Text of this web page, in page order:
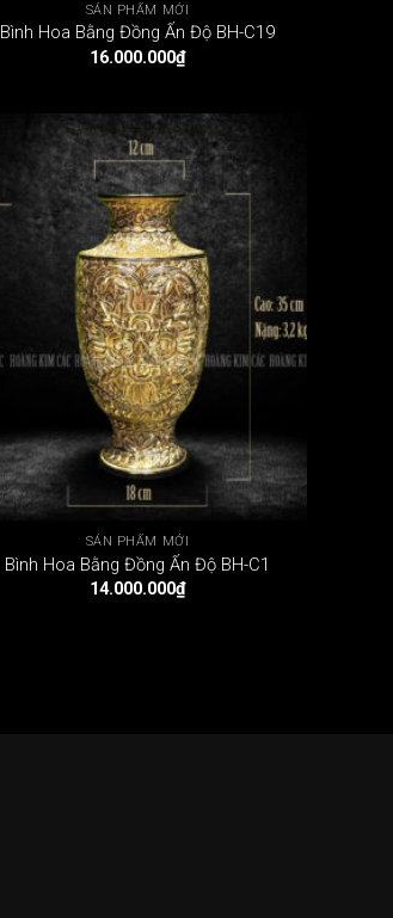
SẢN PHẨM MỚI
Bình Hoa Bằng Đồng Ấn Độ BH-C19
16.000.000₫
SẢN PHẨM MỚI
Bình Hoa Bằng Đồng Ấn Độ BH-C1
14.000.000₫